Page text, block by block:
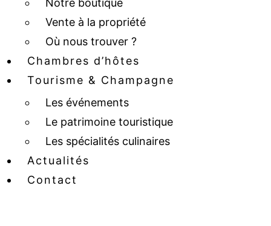
Notre boutique
Vente à la propriété
Où nous trouver ?
Chambres d’hôtes
Tourisme & Champagne
Les événements
Le patrimoine touristique
Les spécialités culinaires
Actualités
Contact